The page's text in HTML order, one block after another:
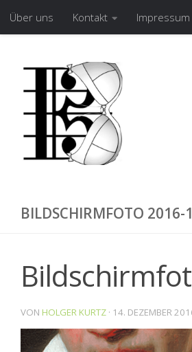
Zum Inhalt springen
Über uns Kontakt Impressum
BILDSCHIRMFOTO
VON HOLGER KURTZ · 14. DEZEMBER